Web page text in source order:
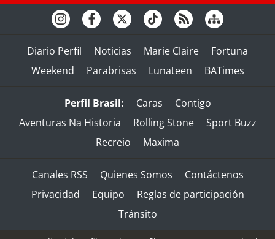
Diario Perfil Noticias Marie Claire
Fortuna
Weekend
Parabrisas Lunateen BATimes
Perfil Brasil: Caras
Contigo
Aventuras Na Historia
Rolling Stone
Sport Buzz
Recreio
Maxima
Canales RSS Quienes Somos
Contáctenos
Privacidad
Equipo
Reglas de participación
Tránsito